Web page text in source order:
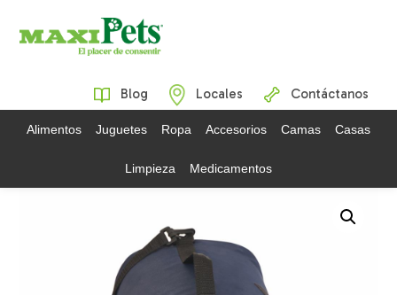
Blog Locales Contáctanos
Alimentos Juguetes Ropa Accesorios Camas Casas
Limpieza Medicamentos